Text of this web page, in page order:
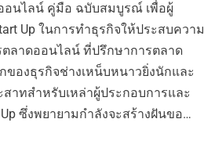
อนไลน์ คู่มือ ฉบับสมบูรณ์ เพื่อผู้
Up ในการทำธุรกิจให้ประสบความ
ตลาดออนไลน์ ที่ปรึกษาการตลาด
ของธุรกิจช่างเหน็บหนาวยิ่งนักและ
าทสำหรับเหล่าผู้ประกอบการและ
ซึ่งพยายามกำลังจะสร้างฝันขอ…